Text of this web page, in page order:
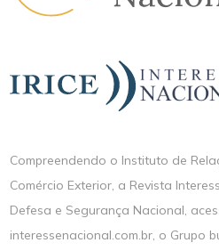
Compreendendo o Instituto de
Comércio Exterior, a Revista
Defesa e Segurança Nacional,
interessenacional.com.br, o Grupo